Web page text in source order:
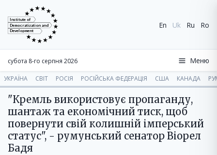
Institute of
Democratization and
Development
En Uk Ru Ro
субота 8-го серпня 2026 Меню
УКРАЇНА СВІТ РОСІЯ РОСІЙСЬКА ФЕДЕРАЦІЯ США КАНАДА
"Кремль використовує пропаганду,
шантаж та економічний тиск, щоб
повернути свій колишній імперський
статус", - румунський сенатор Віорел
Бадя